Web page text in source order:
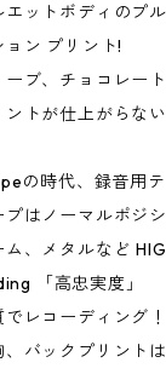
ットボディのプ
ン プリント!
ブ、チョコレー
トが仕上がらない
の時代、録音用
はノーマルポジ
、メタルなど
「高忠実度」
レコーディング！
バックプリント